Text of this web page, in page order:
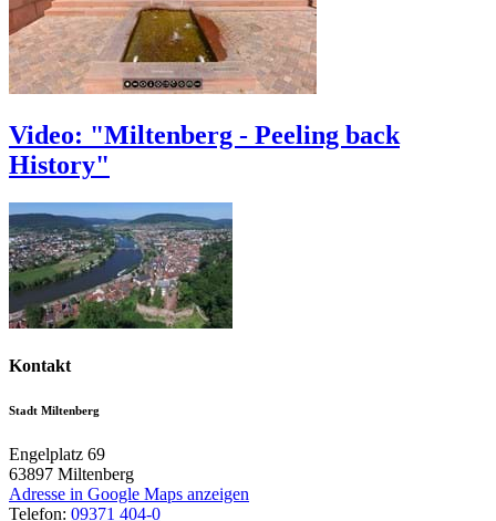
Video: "Miltenberg - Peeling back
History"
Kontakt
Stadt Miltenberg
Engelplatz 69
63897 Miltenberg
Adresse in Google Maps anzeigen
Telefon: 09371 404-0